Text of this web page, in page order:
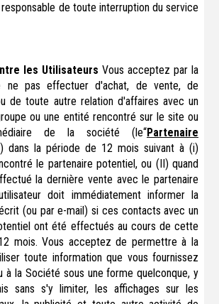
de toute interruption du service
les Utilisateurs Vous acceptez par la
ne pas effectuer d'achat, de vente, de
de toute autre relation d'affaires avec un
ou une entité rencontré sur le site ou
de la société (le“Partenaire
dans la période de 12 mois suivant à (i)
le partenaire potentiel, ou (II) quand
la dernière vente avec le partenaire
doit immédiatement informer la
(ou par e-mail) si ces contacts avec un
ont été effectués au cours de cette
mois. Vous acceptez de permettre à la
toute information que vous fournissez
à la Société sous une forme quelconque, y
sans s'y limiter, les affichages sur les